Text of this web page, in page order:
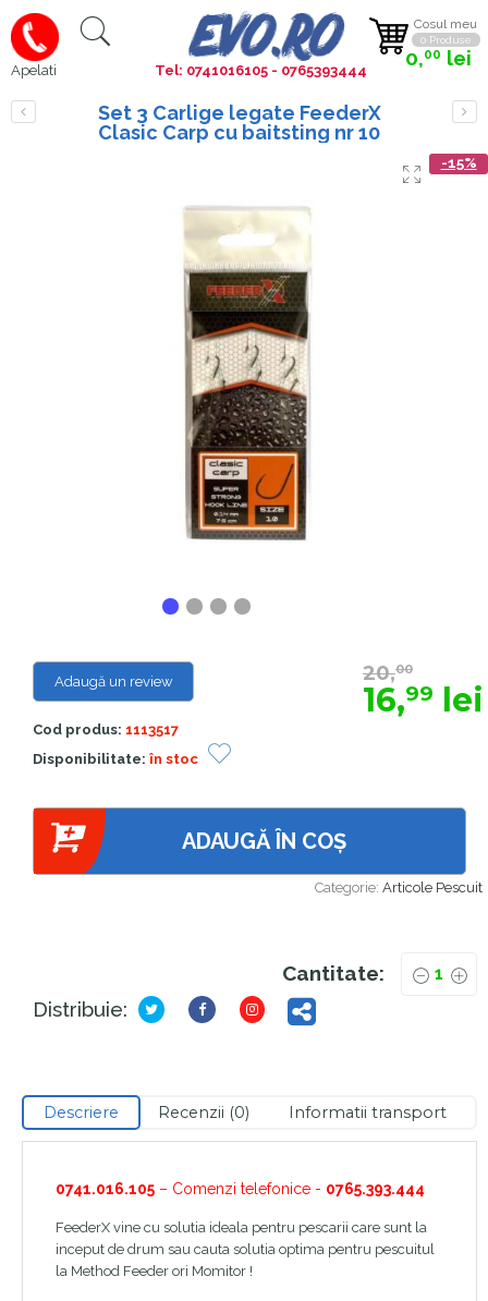
Apelati
Cosul meu
0 Produse
0,00 lei
Tel: 0741016105 - 0765393444
Set 3 Carlige legate FeederX
Clasic Carp cu baitsting nr 10
-15%
Categorie: Articole Pescuit
Adaugă un review
Cod produs: 1113517
Disponibilitate: în stoc
20,00
16,99 lei
ADAUGĂ ÎN COȘ
Cantitate:
Distribuie:
Descriere Recenzii (0) Informatii transport
0741.016.105 – Comenzi telefonice - 0765.393.444
FeederX vine cu solutia ideala pentru pescarii care sunt la
inceput de drum sau cauta solutia optima pentru pescuitul
la Method Feeder ori Momitor !